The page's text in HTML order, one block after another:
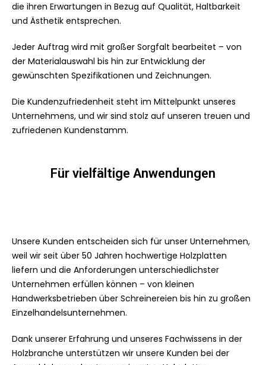
die ihren Erwartungen in Bezug auf Qualität, Haltbarkeit
und Ästhetik entsprechen.
Jeder Auftrag wird mit großer Sorgfalt bearbeitet – von
der Materialauswahl bis hin zur Entwicklung der
gewünschten Spezifikationen und Zeichnungen.
Die Kundenzufriedenheit steht im Mittelpunkt unseres
Unternehmens, und wir sind stolz auf unseren treuen und
zufriedenen Kundenstamm.
Für vielfältige Anwendungen
Unsere Kunden entscheiden sich für unser Unternehmen,
weil wir seit über 50 Jahren hochwertige Holzplatten
liefern und die Anforderungen unterschiedlichster
Unternehmen erfüllen können – von kleinen
Handwerksbetrieben über Schreinereien bis hin zu großen
Einzelhandelsunternehmen.
Dank unserer Erfahrung und unseres Fachwissens in der
Holzbranche unterstützen wir unsere Kunden bei der